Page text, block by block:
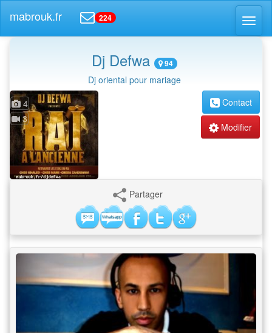
mabrouk.fr 224
Dj Defwa 94
Dj oriental pour mariage
4
3
Contact
Modifier
Partager